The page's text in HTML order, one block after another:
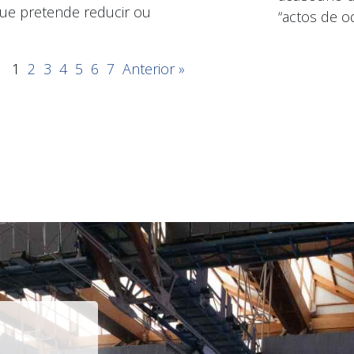
pretende reducir ou
“actos de
1 2 3 4 5 6 7 Anterior »